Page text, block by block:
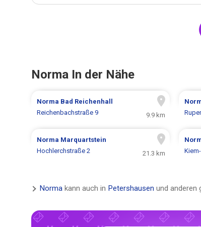
Norma In der Nähe
Norma Bad Reichenhall
Reichenbachstraße 9
9.9 km
Norma Marquartstein
Hochlerchstraße 2
21.3 km
Norma kann auch in Petershausen und anderen